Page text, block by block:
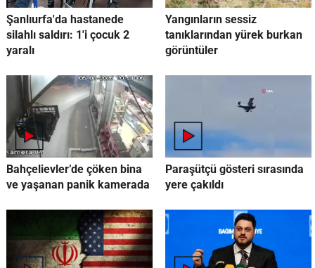
Şanlıurfa'da hastanede
silahlı saldırı: 1'i çocuk 2
yaralı
Yangınların sessiz
tanıklarından yürek burkan
görüntüler
Bahçelievler’de çöken bina
ve yaşanan panik kamerada
Paraşütçü gösteri sırasında
yere çakıldı